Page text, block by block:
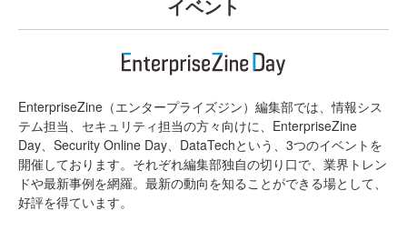
イベント
EnterpriseZine（エンタープライズジン）編集部では、情報シス
テム担当、セキュリティ担当の方々向けに、EnterpriseZine
Day、Security Online Day、DataTechという、3つのイベントを
開催しております。それぞれ編集部独自の切り口で、業界トレン
ドや最新事例を網羅。最新の動向を知ることができる場として、
好評を得ています。